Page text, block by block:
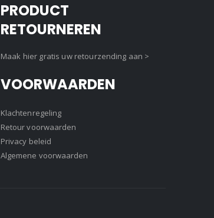
PRODUCT
RETOURNEREN
Maak hier gratis uw retourzending aan >
VOORWAARDEN
Klachtenregeling
Retour voorwaarden
Privacy beleid
Algemene voorwaarden